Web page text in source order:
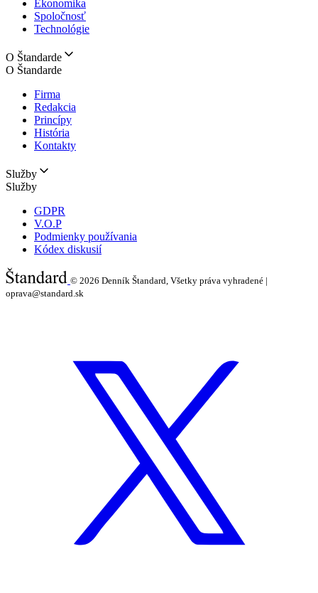
Ekonomika
Spoločnosť
Technológie
O Štandarde
O Štandarde
Firma
Redakcia
Princípy
História
Kontakty
Služby
Služby
GDPR
V.O.P
Podmienky používania
Kódex diskusií
© 2026 Denník Štandard, Všetky práva vyhradené |
oprava@standard.sk